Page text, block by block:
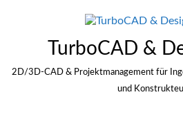
TurboCAD &
2D/3D-CAD & Projektmanagement für
und